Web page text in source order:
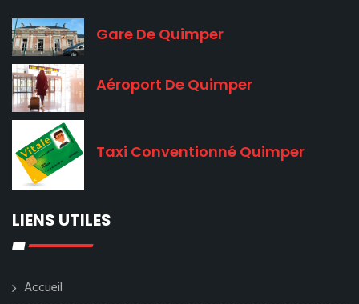
Gare De Quimper
Aéroport De Quimper
Taxi Conventionné Quimper
LIENS UTILES
Accueil